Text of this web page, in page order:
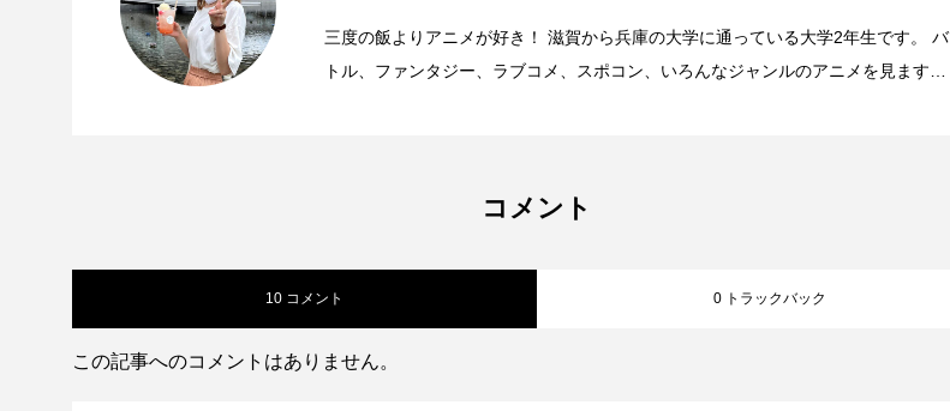
三度の飯よりアニメが好き！ 滋賀から兵庫の大学に通っている大学2年生です。 バ
トル、ファンタジー、ラブコメ、スポコン、いろんなジャンルのアニメを見ます。
コメント
10 コメント 0 トラックバック
この記事へのコメントはありません。